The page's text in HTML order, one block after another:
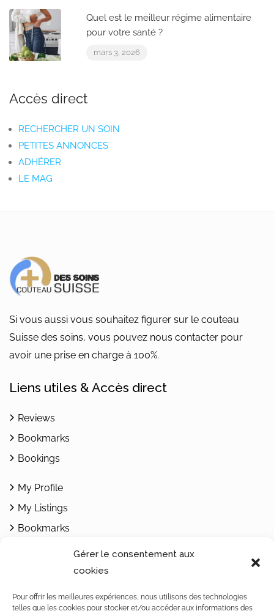
Gérer le consentement aux
cookies
Pour offrir les meilleures expériences, nous utilisons des technologies
telles que les cookies pour stocker et/ou accéder aux informations des
Quel est le meilleur régime alimentaire
pour votre santé ?
mars 3, 2026
Accès direct
RECHERCHER UN SOIN
PETITES ANNONCES
ADHÉRER
LE MAG
Si vous aussi vous souhaitez figurer sur le couteau
Suisse des soins, vous pouvez nous contacter pour
avoir une prise en charge à 100%.
Liens utiles & Accès direct
Reviews
Bookmarks
Bookings
My Profile
My Listings
Bookmarks